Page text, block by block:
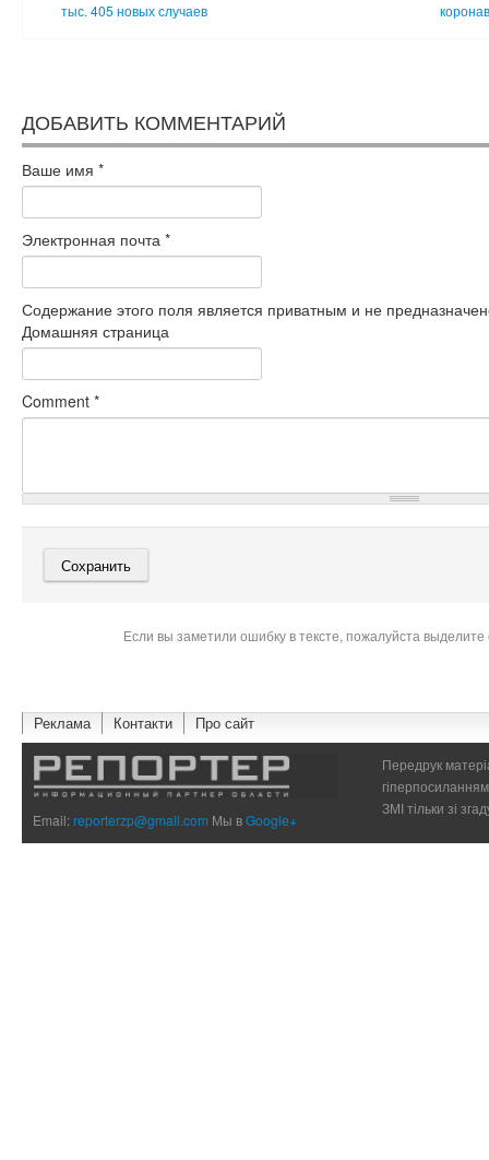
тыс. 405 новых случаев
ДОБАВИТЬ КОММЕНТАРИЙ
Ваше имя *
Электронная почта *
Содержание этого поля является приватным и не
Домашняя страница
Comment *
Если вы заметили ошибку в тексте, пожалуйста
Реклама Контакти Про сайт
Email:reporterzp@gmail.com Мы вGoogle+
Передрук
ЗМІ тільки зі